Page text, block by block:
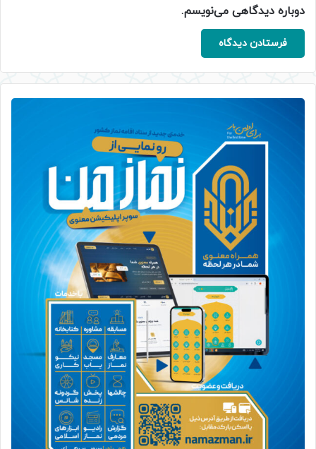
دوباره دیدگاهی می‌نویسم.